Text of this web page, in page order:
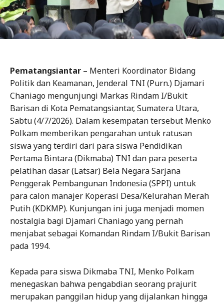
Pematangsiantar – Menteri Koordinator Bidang
Politik dan Keamanan, Jenderal TNI (Purn.) Djamari
Chaniago mengunjungi Markas Rindam I/Bukit
Barisan di Kota Pematangsiantar, Sumatera Utara,
Sabtu (4/7/2026). Dalam kesempatan tersebut Menko
Polkam memberikan pengarahan untuk ratusan
siswa yang terdiri dari para siswa Pendidikan
Pertama Bintara (Dikmaba) TNI dan para peserta
pelatihan dasar (Latsar) Bela Negara Sarjana
Penggerak Pembangunan Indonesia (SPPI) untuk
para calon manajer Koperasi Desa/Kelurahan Merah
Putih (KDKMP). Kunjungan ini juga menjadi momen
nostalgia bagi Djamari Chaniago yang pernah
menjabat sebagai Komandan Rindam I/Bukit Barisan
pada 1994.
Kepada para siswa Dikmaba TNI, Menko Polkam
menegaskan bahwa pengabdian seorang prajurit
merupakan panggilan hidup yang dijalankan hingga